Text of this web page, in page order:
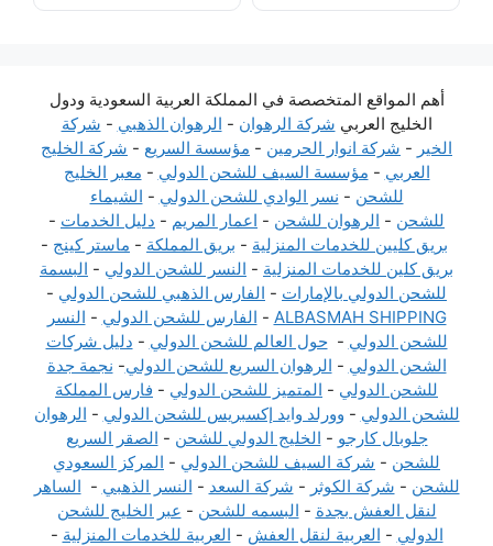
أهم المواقع المتخصصة في المملكة العربية السعودية ودول
الخليج العربي شركة الرهوان - الرهوان الذهبي - شركة
الخير - شركة انوار الحرمين - مؤسسة السريع - شركة الخليج
العربي - مؤسسة السيف للشحن الدولي - معبر الخليج
للشحن - نسر الوادي للشحن الدولي - الشيماء
للشحن - الرهوان للشحن - اعمار المريم - دليل الخدمات -
بريق كليين للخدمات المنزلية - بريق المملكة - ماستر كينج -
بريق كلين للخدمات المنزلية - النسر للشحن الدولي - البسمة
للشحن الدولي بالإمارات - الفارس الذهبي للشحن الدولي -
ALBASMAH SHIPPING
- الفارس للشحن الدولي - النسر
للشحن الدولي -حول العالم للشحن الدولي - دليل شركات
الشحن الدولي - الرهوان السريع للشحن الدولي- نجمة جدة
للشحن الدولي - المتميز للشحن الدولي - فارس المملكة
للشحن الدولي - وورلد وايد إكسبريس للشحن الدولي - الرهوان
جلوبال كارجو - الخليج الدولي للشحن - الصقر السريع
للشحن - شركة السيف للشحن الدولي - المركز السعودي
للشحن - شركة الكوثر - شركة السعد - النسر الذهبي - الساهر
لنقل العفش بجدة - البسمه للشحن - عبر الخليج للشحن
الدولي - العربية لنقل العفش - العربية للخدمات المنزلية -